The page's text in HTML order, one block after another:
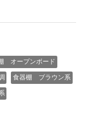
オープンボード
食器棚 ブラウン系